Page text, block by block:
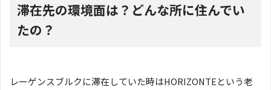
滞在先の環境面は？どんな所に住んでい
たの？
レーゲンスブルクに滞在していた時はHORIZONTEという老